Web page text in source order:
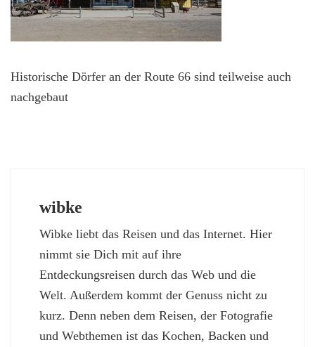
Historische Dörfer an der Route 66 sind teilweise auch
nachgebaut
wibke
Wibke liebt das Reisen und das Internet. Hier
nimmt sie Dich mit auf ihre
Entdeckungsreisen durch das Web und die
Welt. Außerdem kommt der Genuss nicht zu
kurz. Denn neben dem Reisen, der Fotografie
und Webthemen ist das Kochen, Backen und